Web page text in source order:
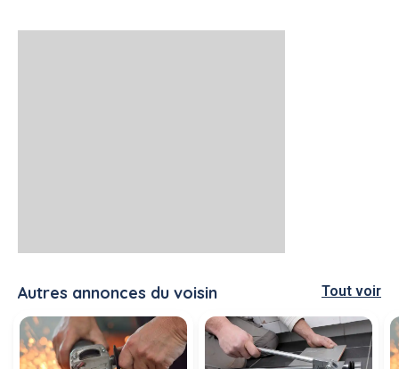
Autres annonces du voisin Tout voir